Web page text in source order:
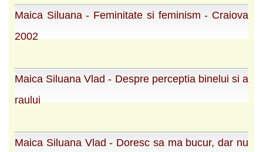
Maica Siluana - Feminitate si feminism - Craiova
2002
Maica Siluana Vlad - Despre perceptia binelui si a
raului
Maica Siluana Vlad - Doresc sa ma bucur, dar nu